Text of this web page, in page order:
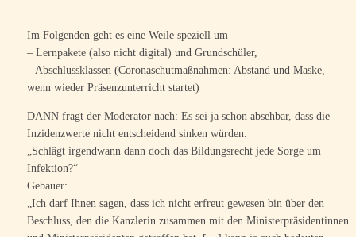
Im Folgenden geht es eine Weile speziell um
– Lernpakete (also nicht digital) und Grundschüler,
– Abschlussklassen (Coronaschutmaßnahmen: Abstand und Maske,
wenn wieder Präsenzunterricht startet)
DANN fragt der Moderator nach: Es sei ja schon absehbar, dass die
Inzidenzwerte nicht entscheidend sinken würden.
„Schlägt irgendwann dann doch das Bildungsrecht jede Sorge um
Infektion?“
Gebauer:
„Ich darf Ihnen sagen, dass ich nicht erfreut gewesen bin über den
Beschluss, den die Kanzlerin zusammen mit den Ministerpräsidentinnen